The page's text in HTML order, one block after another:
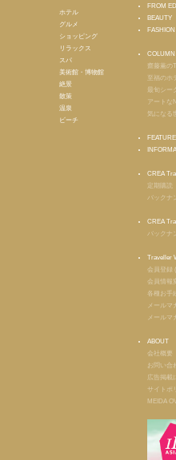
ホテル
グルメ
ショッピング
リラックス
スパ
美術館・博物館
絶景
散策
温泉
ビーチ
FROM
BEAUTY
FASHION
COLUMN
齋藤薫の
至福のホ
最旬シー
アートな
気になる
FEATURE
CREA
定期購読
バックナ
CREA
バックナ
Traveller
会員登録
会員情報
各種お手
メールマ
メールマ
ABOUT
会社概要
お問い合
広告掲載
サイトポ
MEIDA